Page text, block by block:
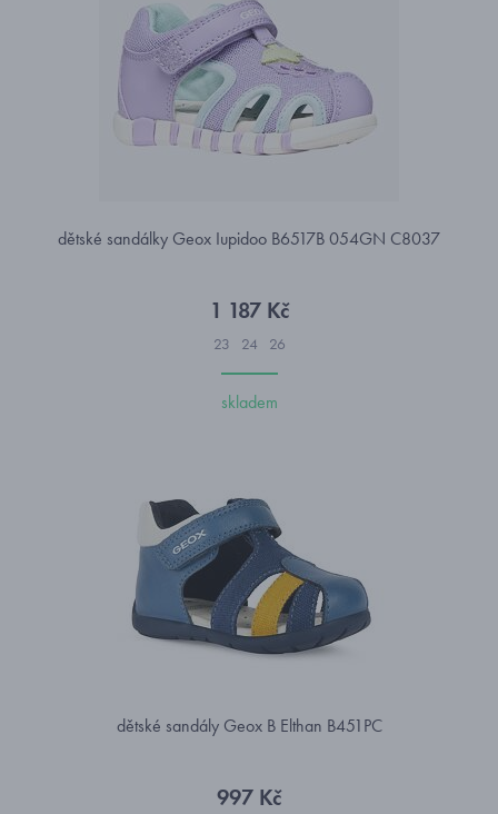
dětské sandálky Geox Iupidoo B6517B 054GN C8037
1 187 Kč
23 24 26
skladem
dětské sandály Geox B Elthan B451PC
997 Kč